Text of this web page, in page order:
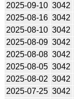
2025-09-10 3042
2025-08-16 3042
2025-08-10 3042
2025-08-09 3042
2025-08-08 3042
2025-08-05 3042
2025-08-02 3042
2025-07-25 3042